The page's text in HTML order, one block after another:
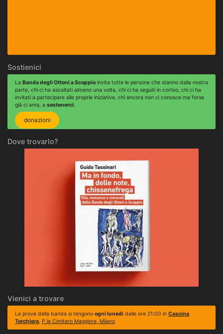
Sostienici
La Banda degli Ottoni a Scoppio invita tutte le persone che stanno dalla nostra
parte, chi ci ha ascoltati almeno una volta, chi ci ha seguiti in corteo, chi ci ha
invitati a partecipare alle proprie iniziative, chi ancora non ci conosce ma forse
già ci ama, a sostenerci.
donazioni
Dove trovarlo?
Vienici a trovare
Le prove della banda si tengono ogni lunedì dalle ore 21:00 in Cascina
Torchiera, P.le Cimitero Maggiore, Milano